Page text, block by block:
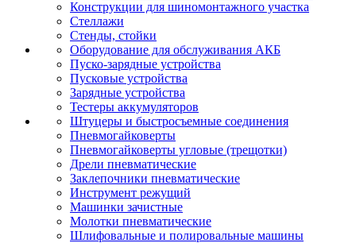
Конструкции для шиномонтажного участка
Стеллажи
Стенды, стойки
Оборудование для обслуживания АКБ
Пуско-зарядные устройства
Пусковые устройства
Зарядные устройства
Тестеры аккумуляторов
Штуцеры и быстросъемные соединения
Пневмогайковерты
Пневмогайковерты угловые (трещотки)
Дрели пневматические
Заклепочники пневматические
Инструмент режущий
Машинки зачистные
Молотки пневматические
Шлифовальные и полировальные машины